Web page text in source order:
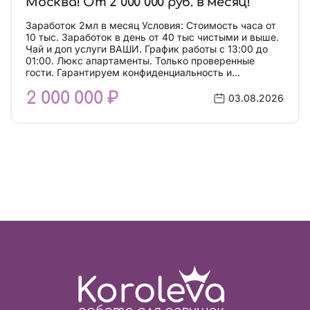
Заработок 2мл в месяц Условия: Стоимость часа от
10 тыс. Заработок в день от 40 тыс чистыми и выше.
Чай и доп услуги ВАШИ. График работы с 13:00 до
01:00. Люкс апартаменты. Только проверенные
гости. Гарантируем конфиденциальность и
рабочих дней. Помогаем с фото. От вас: Возраст от
18 до 35 лет. Ухоженность. Адекватность. Честность.
2 000 000 ₽ 03.08.2026